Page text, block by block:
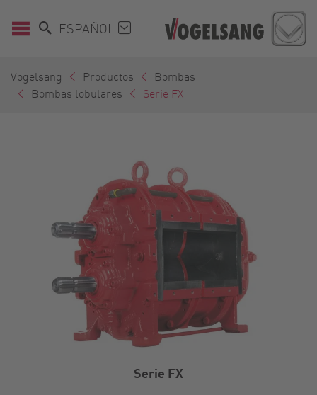
ESPAÑOL
Vogelsang Productos
Bombas
Bombas lobulares
Serie FX
Serie FX